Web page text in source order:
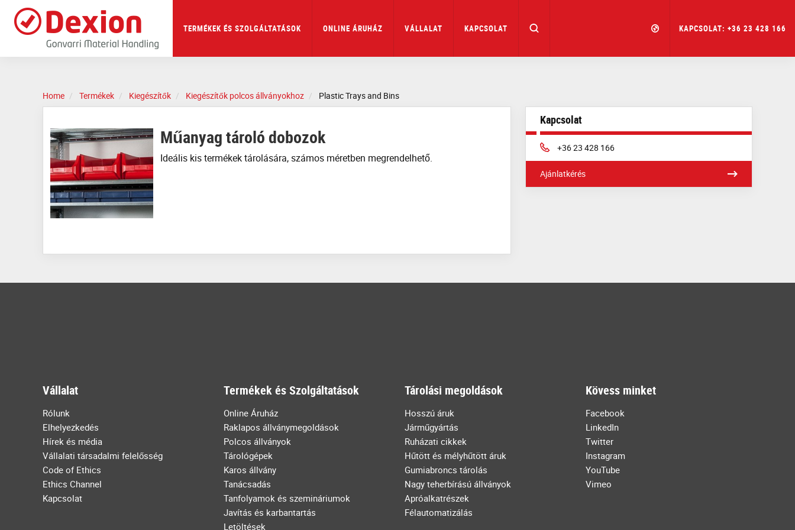
main
TERMÉKEK ÉS SZOLGÁLTATÁSOK ONLINE ÁRUHÁZ VÁLLALAT KAPCSOLAT KAPCSOLAT: +36 23 428 166
Home Termékek Kiegészítők Kiegészítők polcos állványokhoz Plastic Trays and Bins
Műanyag tároló dobozok
Ideális kis termékek tárolására, számos méretben megrendelhető.
Kapcsolat
Phone:
+36 23 428 166
Ajánlatkérés
Vállalat
Rólunk
Elhelyezkedés
Hírek és média
Vállalati társadalmi felelősség
Code of Ethics
Ethics Channel
Kapcsolat
Termékek és Szolgáltatások
Online Áruház
Raklapos állványmegoldások
Polcos állványok
Tárológépek
Karos állvány
Tanácsadás
Tanfolyamok és szemináriumok
Javítás és karbantartás
Letöltések
Tárolási megoldások
Hosszú áruk
Járműgyártás
Ruházati cikkek
Hűtött és mélyhűtött áruk
Gumiabroncs tárolás
Nagy teherbírású állványok
Apróalkatrészek
Félautomatizálás
Kövess minket
Facebook
LinkedIn
Twitter
Instagram
YouTube
Vimeo